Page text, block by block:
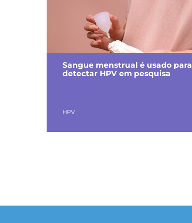
Sangue menstrual é usado para
detectar HPV em pesquisa
HPV